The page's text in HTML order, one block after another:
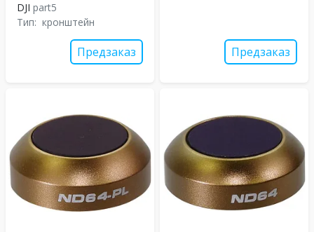
DJI part5
Тип: кронштейн
Предзаказ Предзаказ